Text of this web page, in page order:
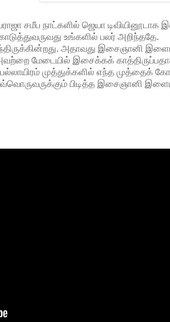
நாட்களில் ஜெயா டிவியினூடாக
உங்களில் பலர் அறிந்ததே.
அதாவது இசைஞானி
மேடையில் இசைக்கக்
முத்துக்களில் எந்த முத்தைக்
பிடித்த இசைஞானி